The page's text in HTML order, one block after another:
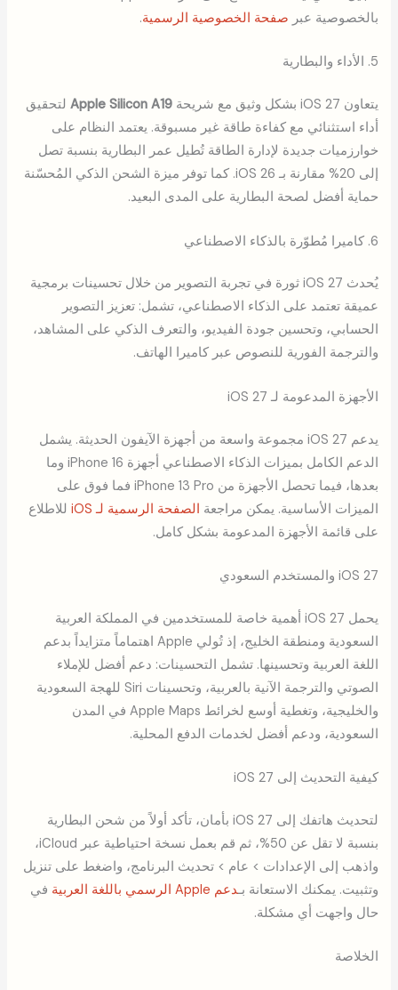
بالخصوصية عبر صفحة الخصوصية الرسمية.
5. الأداء والبطارية
يتعاون iOS 27 بشكل وثيق مع شريحة Apple Silicon A19 لتحقيق
أداء استثنائي مع كفاءة طاقة غير مسبوقة. يعتمد النظام على
خوارزميات جديدة لإدارة الطاقة تُطيل عمر البطارية بنسبة تصل
إلى 20% مقارنة بـ iOS 26. كما توفر ميزة الشحن الذكي المُحسّنة
حماية أفضل لصحة البطارية على المدى البعيد.
6. كاميرا مُطوّرة بالذكاء الاصطناعي
يُحدث iOS 27 ثورة في تجربة التصوير من خلال تحسينات برمجية
عميقة تعتمد على الذكاء الاصطناعي، تشمل: تعزيز التصوير
الحسابي، وتحسين جودة الفيديو، والتعرف الذكي على المشاهد،
والترجمة الفورية للنصوص عبر كاميرا الهاتف.
الأجهزة المدعومة لـ iOS 27
يدعم iOS 27 مجموعة واسعة من أجهزة الآيفون الحديثة. يشمل
الدعم الكامل بميزات الذكاء الاصطناعي أجهزة iPhone 16 وما
بعدها، فيما تحصل الأجهزة من iPhone 13 Pro فما فوق على
الميزات الأساسية. يمكن مراجعة الصفحة الرسمية لـ iOS
للاطلاع
على قائمة الأجهزة المدعومة بشكل كامل.
iOS 27 والمستخدم السعودي
يحمل iOS 27 أهمية خاصة للمستخدمين في المملكة العربية
السعودية ومنطقة الخليج، إذ تُولي Apple اهتماماً متزايداً بدعم
اللغة العربية وتحسينها. تشمل التحسينات: دعم أفضل للإملاء
الصوتي والترجمة الآنية بالعربية، وتحسينات Siri للهجة السعودية
والخليجية، وتغطية أوسع لخرائط Apple Maps في المدن
السعودية، ودعم أفضل لخدمات الدفع المحلية.
كيفية التحديث إلى iOS 27
لتحديث هاتفك إلى iOS 27 بأمان، تأكد أولاً من شحن البطارية
بنسبة لا تقل عن 50%، ثم قم بعمل نسخة احتياطية عبر iCloud،
واذهب إلى الإعدادات > عام > تحديث البرنامج، واضغط على تنزيل
وتثبيت. يمكنك الاستعانة بـدعم Apple الرسمي باللغة العربية
في
حال واجهت أي مشكلة.
الخلاصة